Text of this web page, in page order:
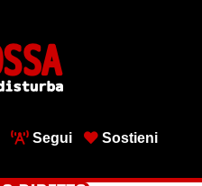
Segui
Sostieni